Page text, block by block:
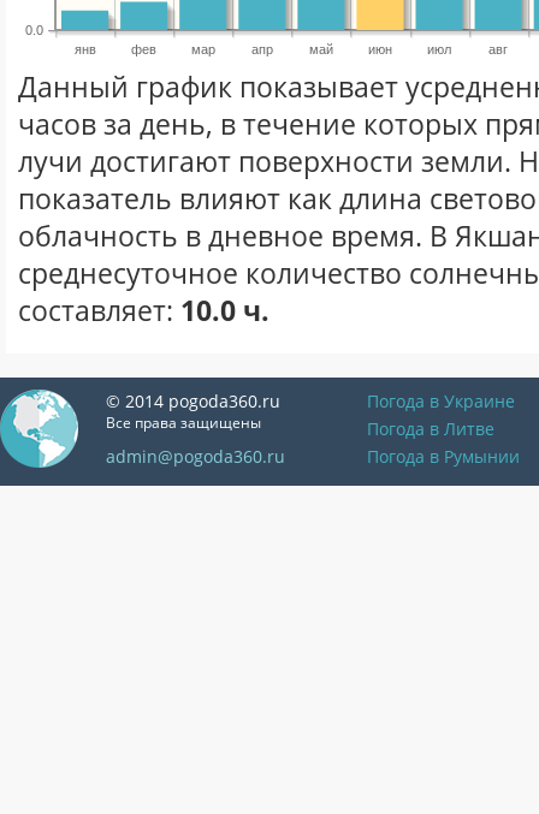
янв фев мар апр май июн июл авг
0.0
Данный график показывает
часов за день, в течение которых
лучи достигают поверхности земли.
показатель влияют как длина
облачность в дневное время. В
среднесуточное количество
составляет: 10.0 ч.
© 2014 pogoda360.ru
Все права защищены
admin@pogoda360.ru
Погода в Украине
Погода в Литве
Погода в Румынии